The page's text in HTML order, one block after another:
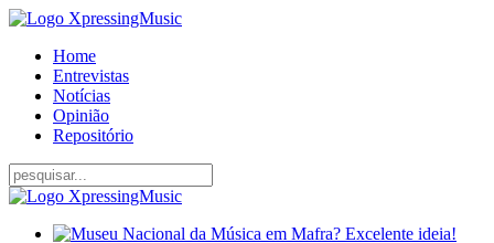
Home
Entrevistas
Notícias
Opinião
Repositório